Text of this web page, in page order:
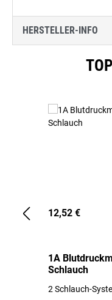
HERSTELLER-INFO
12,52 €
1A
Schlauch
2 Schlauch-